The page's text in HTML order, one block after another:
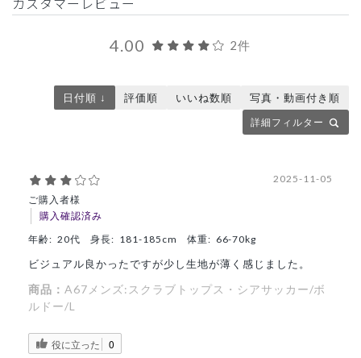
4.00 2件
詳細フィルター
日付順 ↓ 評価順 いいね数順 写真・動画付き順
ご購入者様
購入確認済み
2025-11-05
年齢: 20代 身長: 181-185cm 体重: 66-70kg
ビジュアル良かったですが少し生地が薄く感じました。
商品： A67メンズ:スクラブトップス・シアサッカー/ボ
ルドー/L
役に立った 0